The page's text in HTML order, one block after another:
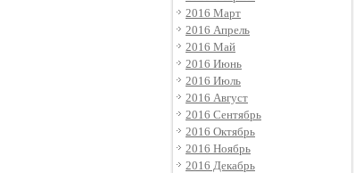
2016 Март
2016 Апрель
2016 Май
2016 Июнь
2016 Июль
2016 Август
2016 Сентябрь
2016 Октябрь
2016 Ноябрь
2016 Декабрь